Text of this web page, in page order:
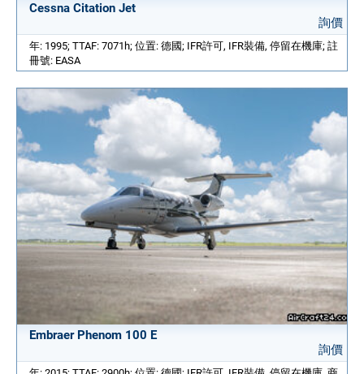
Cessna Citation Jet
詢價
年: 1995; TTAF: 7071h; 位置: 德國; IFR許可, IFR裝備, 停留在機庫; 註
冊號: EASA
Embraer Phenom 100 E
詢價